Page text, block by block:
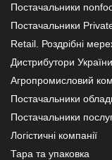
Постачальники
Постачальники
Retail. Роздрібні
Дистрибутори України
Агропромисловий
Постачальники
Постачальники
Логістичні компанії
Тара та упаковка